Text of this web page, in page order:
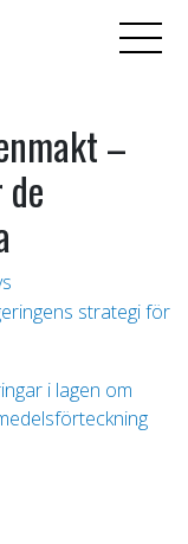
–
strategi för
i lagen om